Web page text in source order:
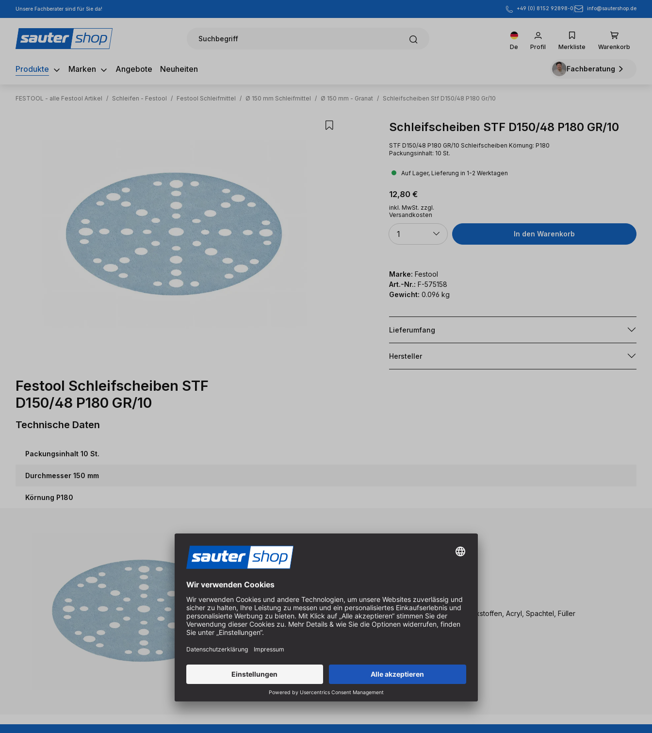
Hauptinhalt springen
Zur Suche springen
Zur Hauptnavigation springen
Unsere Fachberater sind für Sie da! +49 (0) 8152 92898-0 info@sautershop.de
Suchbegriff
De Profil Merkliste Warenkorb
Produkte Marken Angebote Neuheiten Fachberatung
FESTOOL - alle Festool Artikel / Schleifen - Festool / Festool Schleifmittel / Ø 150 mm Schleifmittel / Ø 150 mm - Granat / Schleifscheiben Stf D150/48 P180 Gr/10
Schleifscheiben STF D150/48 P180 GR/10
STF D150/48 P180 GR/10 Schleifscheiben Körnung: P180
Packungsinhalt: 10 St.
Auf Lager, Lieferung in 1-2 Werktagen
Regulärer Preis:
12,80 €
inkl. MwSt. zzgl.
Versandkosten
Anzahl
1 In den Warenkorb
Marke: Festool
Art.-Nr.: F-575158
Gewicht: 0.096 kg
Lieferumfang
Hersteller
Festool Schleifscheiben STF
D150/48 P180 GR/10
Technische Daten
Packungsinhalt 10 St.
Durchmesser 150 mm
Körnung P180
Bearbeiten härtester Untergründe
Bearbeiten von Kunststoffen, Mineralwerkstoffen, Acryl, Spachtel, Füller